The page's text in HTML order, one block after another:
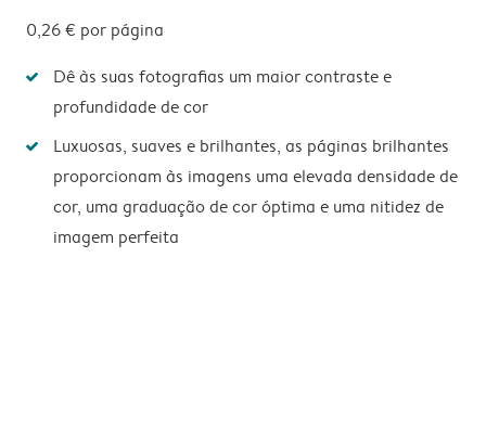
0,26 € por página
Dê às suas fotografias um maior contraste e
profundidade de cor
Luxuosas, suaves e brilhantes, as páginas brilhantes
proporcionam às imagens uma elevada densidade de
cor, uma graduação de cor óptima e uma nitidez de
imagem perfeita